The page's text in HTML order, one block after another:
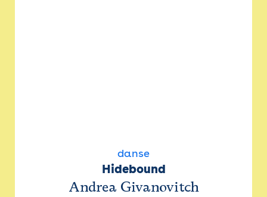
danse
Hidebound
Andrea Givanovitch